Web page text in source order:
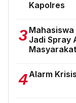
Kapolres
3 Mahasiswa
Jadi Spray
4Alarm